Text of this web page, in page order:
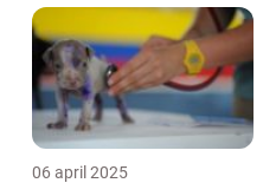
06 april 2025